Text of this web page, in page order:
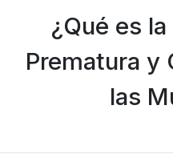
¿Qué es
Prematura y
las